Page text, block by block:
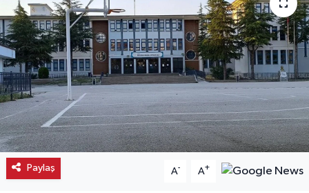
Paylaş A- A+
Kargı
Laçin
Mecitözü
Oğuzlar
Ortaköy
Osmancık